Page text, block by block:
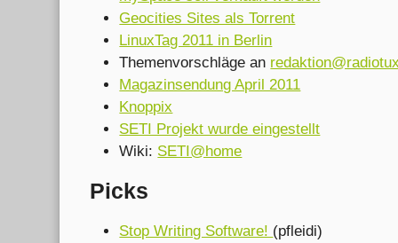
Geocities Sites als Torrent
LinuxTag 2011 in Berlin
Themenvorschläge an
Magazinsendung April 2011
Knoppix
SETI Projekt wurde eingestellt
Wiki: SETI@home
Picks
Stop Writing Software! (pfleidi)